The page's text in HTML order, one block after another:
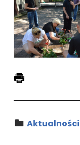
Aktualności